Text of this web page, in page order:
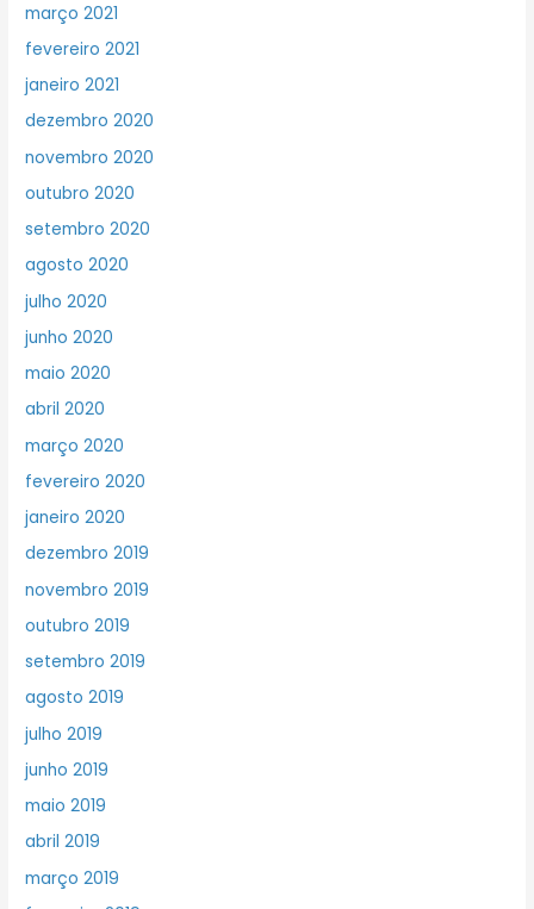
março 2021
fevereiro 2021
janeiro 2021
dezembro 2020
novembro 2020
outubro 2020
setembro 2020
agosto 2020
julho 2020
junho 2020
maio 2020
abril 2020
março 2020
fevereiro 2020
janeiro 2020
dezembro 2019
novembro 2019
outubro 2019
setembro 2019
agosto 2019
julho 2019
junho 2019
maio 2019
abril 2019
março 2019